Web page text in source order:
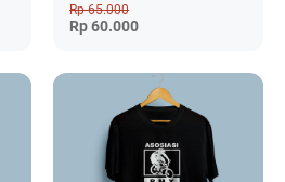
Rp 65.000
Rp 60.000